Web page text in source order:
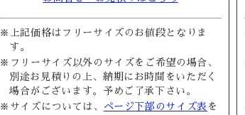
※上記価格はフリーサイズのお値段となりま
す。
※フリーサイズ以外のサイズをご希望の場合、
別途お見積りの上、納期にお時間をいただく
場合がございます。予めご了承下さい。
※サイズについては、 ページ下部のサイズ表 を